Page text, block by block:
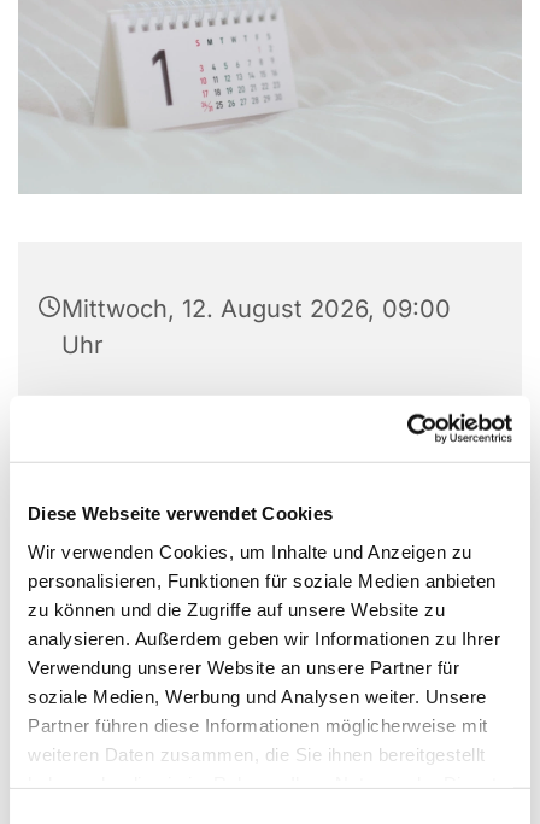
Diese Webseite verwendet Cookies
Wir verwenden Cookies, um Inhalte und Anzeigen zu
personalisieren, Funktionen für soziale Medien anbieten
zu können und die Zugriffe auf unsere Website zu
analysieren. Außerdem geben wir Informationen zu Ihrer
Verwendung unserer Website an unsere Partner für
soziale Medien, Werbung und Analysen weiter. Unsere
Partner führen diese Informationen möglicherweise mit
weiteren Daten zusammen, die Sie ihnen bereitgestellt
Mittwoch, 12. August 2026, 09:00
Uhr
St. Michael Horbach, Kirchstraße 5,